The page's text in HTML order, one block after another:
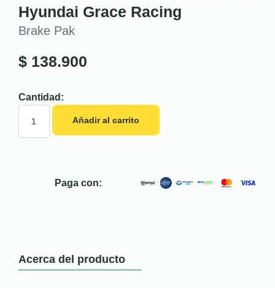
Hyundai Grace Racing
Brake Pak
$ 138.900
Cantidad:
Añadir al carrito
Paga con:
Acerca del producto